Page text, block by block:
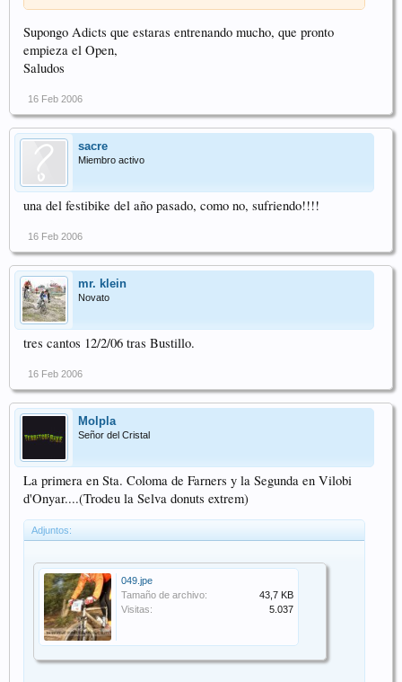
Supongo Adicts que estaras entrenando mucho, que pronto
empieza el Open,
Saludos
16 Feb 2006
sacre
Miembro activo
una del festibike del año pasado, como no, sufriendo!!!!
16 Feb 2006
mr. klein
Novato
tres cantos 12/2/06 tras Bustillo.
16 Feb 2006
Molpla
Señor del Cristal
La primera en Sta. Coloma de Farners y la Segunda en Vilobi
d'Onyar....(Trodeu la Selva donuts extrem)
Adjuntos:
049.jpe
Tamaño de archivo:
43,7 KB
Visitas:
5.037